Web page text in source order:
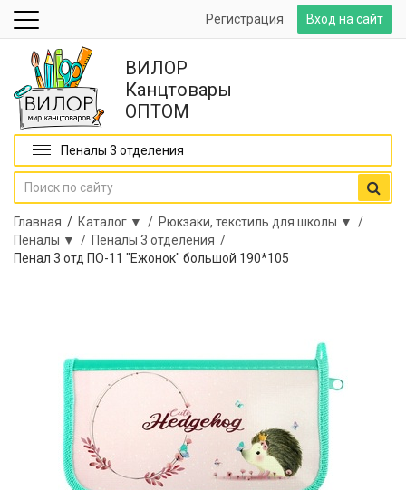
Вход на сайт
Регистрация
ВИЛОР
Канцтовары
ОПТОМ
Пеналы 3 отделения
Главная / Каталог ▼ / Рюкзаки, текстиль для школы ▼ /
Пеналы ▼ / Пеналы 3 отделения /
Пенал 3 отд ПО-11 "Ежонок" большой 190*105